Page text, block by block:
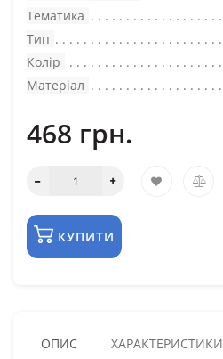
Тематика
Тип
Колір
Матеріал
468 грн.
КУПИТИ
ОПИС ХАРАКТЕРИСТИКИ